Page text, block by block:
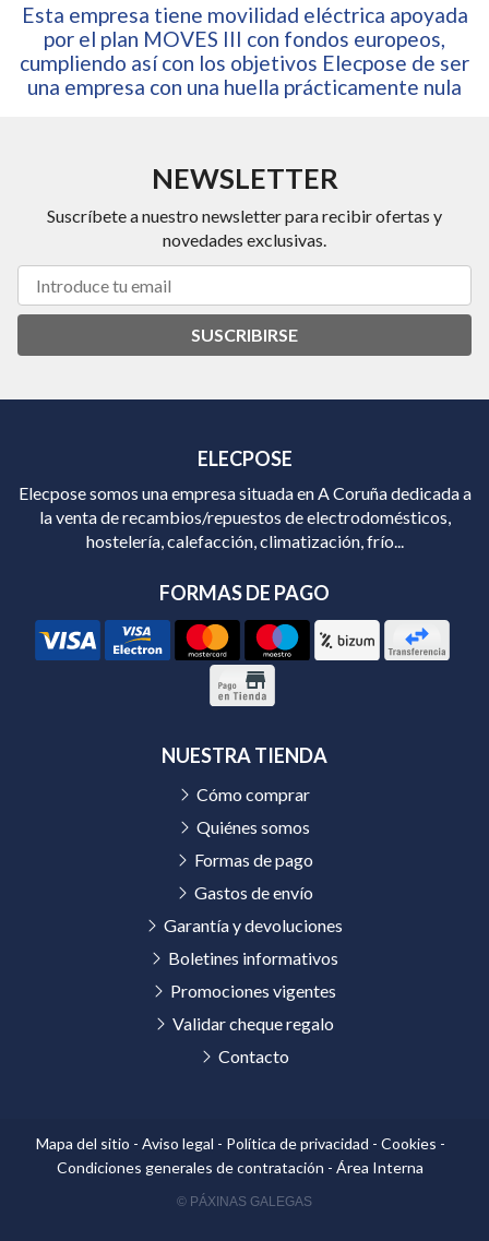
Esta empresa tiene movilidad eléctrica apoyada
por el plan MOVES III con fondos europeos,
cumpliendo así con los objetivos Elecpose de ser
una empresa con una huella prácticamente nula
NEWSLETTER
Suscríbete a nuestro newsletter para recibir ofertas y
novedades exclusivas.
SUSCRIBIRSE
ELECPOSE
Elecpose somos una empresa situada en A Coruña dedicada a
la venta de recambios/repuestos de electrodomésticos,
hostelería, calefacción, climatización, frío...
FORMAS DE PAGO
NUESTRA TIENDA
Cómo comprar
Quiénes somos
Formas de pago
Gastos de envío
Garantía y devoluciones
Boletines informativos
Promociones vigentes
Validar cheque regalo
Contacto
Mapa del sitio - Aviso legal - Política de privacidad - Cookies -
Condiciones generales de contratación - Área Interna
© PÁXINAS GALEGAS